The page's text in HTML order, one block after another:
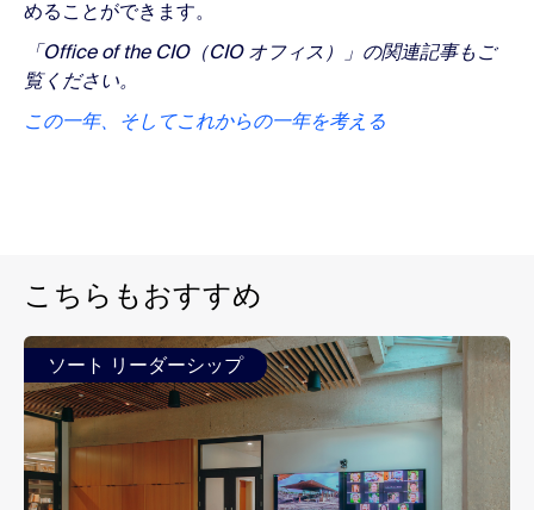
めることができます。
「Office of the CIO（CIO オフィス）」の関連記事もご
覧ください。
この一年、そしてこれからの一年を考える
こちらもおすすめ
ソート リーダーシップ